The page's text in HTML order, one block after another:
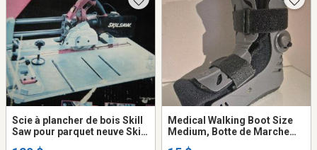
Scie à plancher de bois Skill
Saw pour parquet neuve Skil
Medical Walking Boot Size
Medium, Botte de Marche